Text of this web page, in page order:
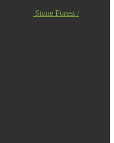
Stone Forest /